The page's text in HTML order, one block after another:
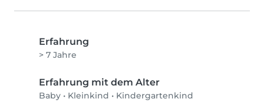
Erfahrung
> 7 Jahre
Erfahrung mit dem Alter
Baby • Kleinkind • Kindergartenkind